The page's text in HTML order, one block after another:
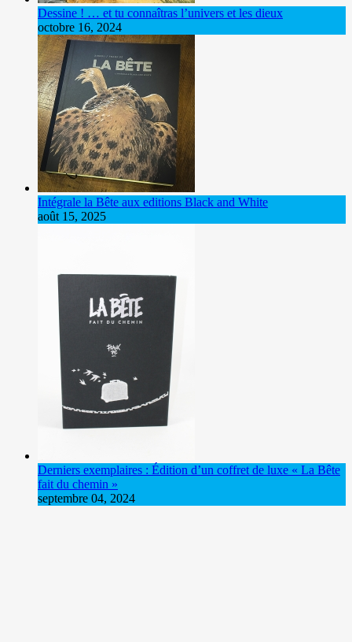
Dessine ! … et tu connaîtras l’univers et les dieux
octobre 16, 2024
Intégrale la Bête aux editions Black and White
août 15, 2025
Derniers exemplaires : Édition d’un coffret de luxe « La Bête
fait du chemin »
septembre 04, 2024